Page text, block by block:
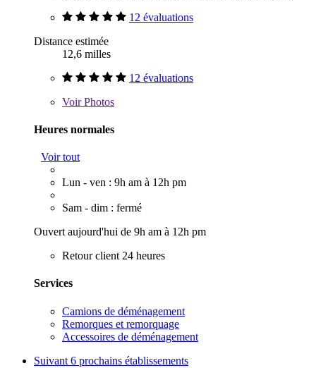
12 évaluations
Distance estimée
12,6 milles
12 évaluations
VoirPhotos
Heures normales
Voir tout
Lun - ven : 9h am à 12h pm
Sam - dim : fermé
Ouvert aujourd'hui de 9h am à 12h pm
Retour client 24 heures
Services
Camions de déménagement
Remorques et remorquage
Accessoires de déménagement
Suivant 6 prochains établissements